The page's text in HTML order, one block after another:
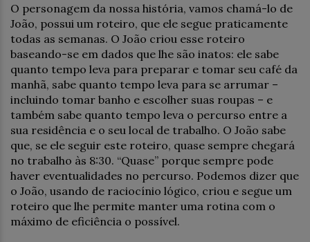
O personagem da nossa história, vamos chamá-lo de
João, possui um roteiro, que ele segue praticamente
todas as semanas. O João criou esse roteiro
baseando-se em dados que lhe são inatos: ele sabe
quanto tempo leva para preparar e tomar seu café da
manhã, sabe quanto tempo leva para se arrumar –
incluindo tomar banho e escolher suas roupas – e
também sabe quanto tempo leva o percurso entre a
sua residência e o seu local de trabalho. O João sabe
que, se ele seguir este roteiro, quase sempre chegará
no trabalho às 8:30. “Quase” porque sempre pode
haver eventualidades no percurso. Podemos dizer que
o João, usando de raciocínio lógico, criou e segue um
roteiro que lhe permite manter uma rotina com o
máximo de eficiência o possível.